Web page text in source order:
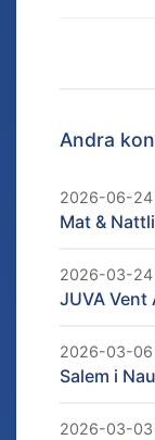
Andra
2026-06-24
Mat &
2026-03-24
JUVA Vent
2026-03-06
Salem i
2026-03-03